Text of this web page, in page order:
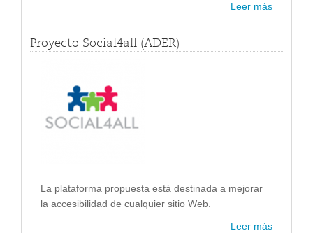
Leer más
Proyecto Social4all (ADER)
La plataforma propuesta está destinada a mejorar
la accesibilidad de cualquier sitio Web.
Leer más